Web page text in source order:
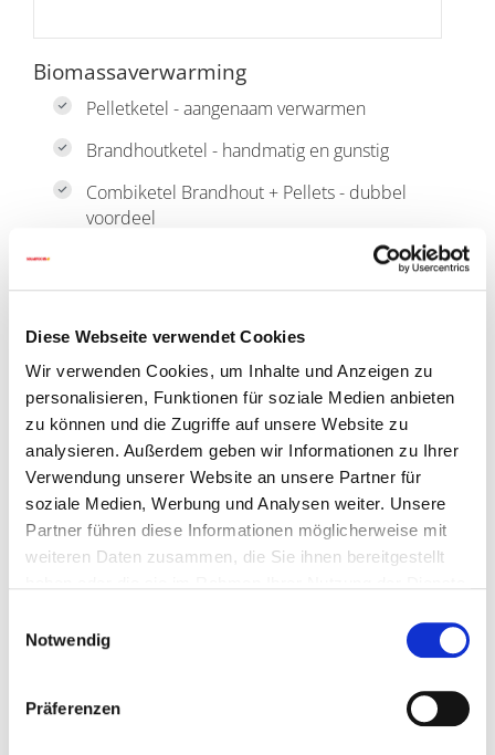
Diese Webseite verwendet Cookies
Wir verwenden Cookies, um Inhalte und Anzeigen zu
personalisieren, Funktionen für soziale Medien anbieten
zu können und die Zugriffe auf unsere Website zu
analysieren. Außerdem geben wir Informationen zu Ihrer
Verwendung unserer Website an unsere Partner für
soziale Medien, Werbung und Analysen weiter. Unsere
Partner führen diese Informationen möglicherweise mit
weiteren Daten zusammen, die Sie ihnen bereitgestellt
Notwendig
Präferenzen
Biomassaverwarming
Pelletketel - aangenaam verwarmen
Brandhoutketel - handmatig en gunstig
Combiketel Brandhout + Pellets - dubbel
voordeel
Houtsnipperketel - gunstig en comfortabel
Luchtwarmtepomp